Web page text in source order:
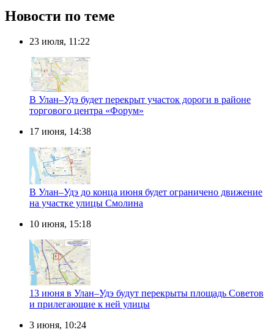
Новости по теме
23 июля, 11:22
В Улан–Удэ будет перекрыт участок дороги в районе
торгового центра «Форум»
17 июня, 14:38
В Улан–Удэ до конца июня будет ограничено движение
на участке улицы Смолина
10 июня, 15:18
13 июня в Улан–Удэ будут перекрыты площадь Советов
и прилегающие к ней улицы
3 июня, 10:24